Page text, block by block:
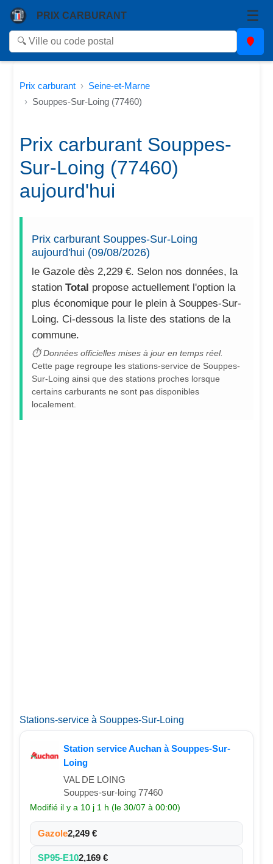
PRIX CARBURANT ☰
Prix carburant
Seine-et-Marne
Souppes-Sur-Loing (77460)
Prix carburant Souppes-
Sur-Loing (77460)
aujourd'hui
Prix carburant Souppes-Sur-Loing
aujourd'hui (09/08/2026)
le Gazole dès 2,229 €. Selon nos données, la
stationTotal propose actuellement l'option la
plus économique pour le plein à Souppes-Sur-
Loing. Ci-dessous la liste des stations de la
commune.
⏱ Données officielles mises à jour en temps réel.
Cette page regroupe les stations-service de Souppes-
Sur-Loing ainsi que des stations proches lorsque
certains carburants ne sont pas disponibles
localement.
Stations-service à Souppes-Sur-Loing
Station service Auchan à Souppes-Sur-
Loing
VAL DE LOING
Souppes-sur-loing 77460
Modifié il y a 10 j 1 h (le 30/07 à 00:00)
Gazole2,249 €
SP95-E102,169 €